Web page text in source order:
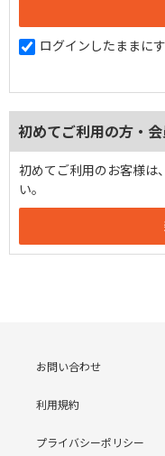
ログインしたままに
初めてご利用の方・
初めてご利用のお客様は
い。
お問い合わせ
利用規約
プライバシーポリシー